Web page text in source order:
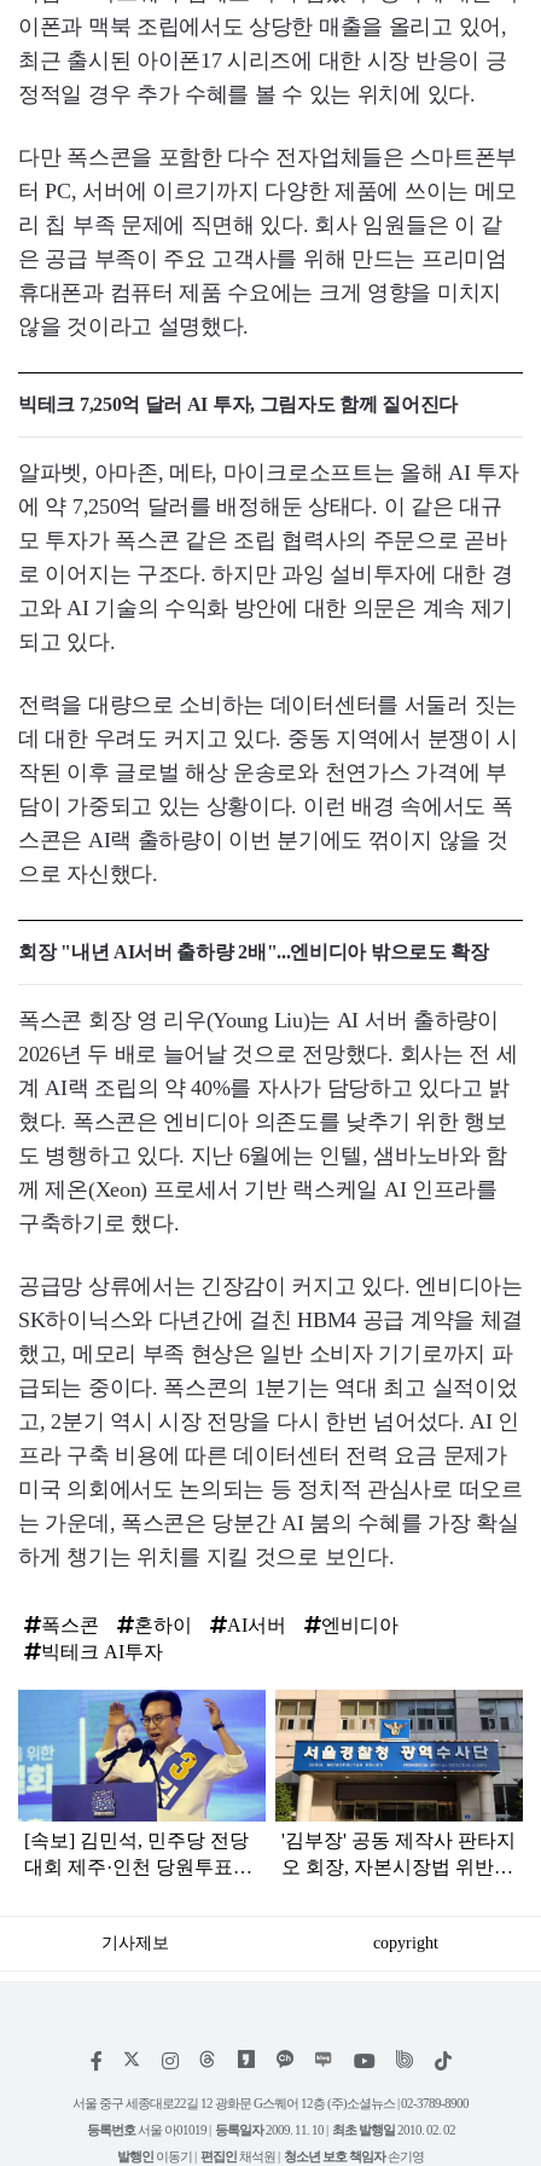
이폰과 맥북 조립에서도 상당한 매출을 올리고 있어,
최근 출시된 아이폰17 시리즈에 대한 시장 반응이 긍
정적일 경우 추가 수혜를 볼 수 있는 위치에 있다.
다만 폭스콘을 포함한 다수 전자업체들은 스마트폰부
터 PC, 서버에 이르기까지 다양한 제품에 쓰이는 메모
리 칩 부족 문제에 직면해 있다. 회사 임원들은 이 같
은 공급 부족이 주요 고객사를 위해 만드는 프리미엄
휴대폰과 컴퓨터 제품 수요에는 크게 영향을 미치지
않을 것이라고 설명했다.
빅테크 7,250억 달러 AI 투자, 그림자도 함께 짙어진다
알파벳, 아마존, 메타, 마이크로소프트는 올해 AI 투자
에 약 7,250억 달러를 배정해둔 상태다. 이 같은 대규
모 투자가 폭스콘 같은 조립 협력사의 주문으로 곧바
로 이어지는 구조다. 하지만 과잉 설비투자에 대한 경
고와 AI 기술의 수익화 방안에 대한 의문은 계속 제기
되고 있다.
전력을 대량으로 소비하는 데이터센터를 서둘러 짓는
데 대한 우려도 커지고 있다. 중동 지역에서 분쟁이 시
작된 이후 글로벌 해상 운송로와 천연가스 가격에 부
담이 가중되고 있는 상황이다. 이런 배경 속에서도 폭
스콘은 AI랙 출하량이 이번 분기에도 꺾이지 않을 것
으로 자신했다.
회장 "내년 AI서버 출하량 2배"...엔비디아 밖으로도 확장
폭스콘 회장 영 리우(Young Liu)는 AI 서버 출하량이
2026년 두 배로 늘어날 것으로 전망했다. 회사는 전 세
계 AI랙 조립의 약 40%를 자사가 담당하고 있다고 밝
혔다. 폭스콘은 엔비디아 의존도를 낮추기 위한 행보
도 병행하고 있다. 지난 6월에는 인텔, 샘바노바와 함
께 제온(Xeon) 프로세서 기반 랙스케일 AI 인프라를
구축하기로 했다.
공급망 상류에서는 긴장감이 커지고 있다. 엔비디아는
SK하이닉스와 다년간에 걸친 HBM4 공급 계약을 체결
했고, 메모리 부족 현상은 일반 소비자 기기로까지 파
급되는 중이다. 폭스콘의 1분기는 역대 최고 실적이었
고, 2분기 역시 시장 전망을 다시 한번 넘어섰다. AI 인
프라 구축 비용에 따른 데이터센터 전력 요금 문제가
미국 의회에서도 논의되는 등 정치적 관심사로 떠오르
는 가운데, 폭스콘은 당분간 AI 붐의 수혜를 가장 확실
하게 챙기는 위치를 지킬 것으로 보인다.
폭스콘 혼하이 AI서버
엔비디아
빅테크 AI투자
인
[속보] 김민석, 민주당 전당
대회 제주·인천 당원투표서
'김부장' 공동 제작사 판타지
오 회장, 자본시장법 위반
기사제보 copyright
페
스
인
타
램
위
트
유
튜
틱
서울 중구 세종대로22길 12 광화문 G스퀘어 12층 (주)소셜뉴스 | 02-3789-8900
등록번호 서울 아01019 | 등록일자2009. 11. 10 | 최초 발행일2010. 02. 02
발행인 이동기 | 편집인채석원 | 청소년 보호 책임자손기영